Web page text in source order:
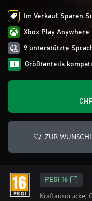
Im Verkauf: Sparen
Xbox Play Anywhere
9 unterstützte
Größtenteils
ZUR
PEGI 16
Kraftausdrücke,